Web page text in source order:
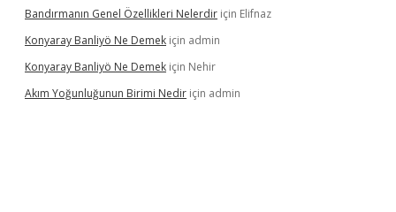
Bandırmanın Genel Özellikleri Nelerdir için Elifnaz
Konyaray Banliyö Ne Demek için admin
Konyaray Banliyö Ne Demek için Nehir
Akım Yoğunluğunun Birimi Nedir için admin